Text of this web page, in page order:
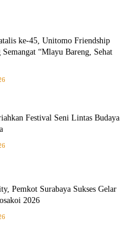
ke-45, Unitomo Friendship
“Mlayu Bareng, Sehat
Festival Seni Lintas Budaya
Pemkot Surabaya Sukses Gelar
2026